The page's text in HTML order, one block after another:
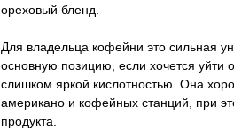
ореховый бленд.
Для владельца кофейни это сильная
основную позицию, если хочется уйти
слишком яркой кислотностью. Она
американо и кофейных станций, при
продукта.